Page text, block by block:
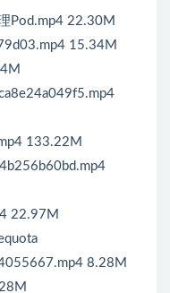
Pod.mp4 22.30M
15.34M
133.22M
22.97M
8.28M